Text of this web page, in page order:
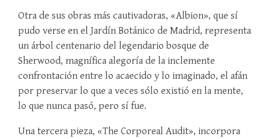
Otra de sus obras más cautivadoras, «Albion», que sí
pudo verse en el Jardín Botánico de Madrid, representa
un árbol centenario del legendario bosque de
Sherwood, magnífica alegoría de la inclemente
confrontación entre lo acaecido y lo imaginado, el afán
por preservar lo que a veces sólo existió en la mente,
lo que nunca pasó, pero sí fue.
Una tercera pieza, «The Corporeal Audit», incorpora